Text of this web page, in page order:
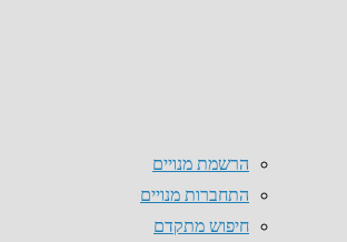
הרשמת מנויים
התחברות מנויים
חיפוש מתקדם